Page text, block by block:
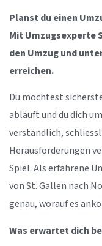
Planst du einen
Mit Umzugsexperte
den Umzug und
erreichen.
Du möchtest
abläuft und du dich
verständlich,
Herausforderungen
Spiel. Als erfahrene
von St. Gallen nach
genau, worauf es
Was erwartet dich